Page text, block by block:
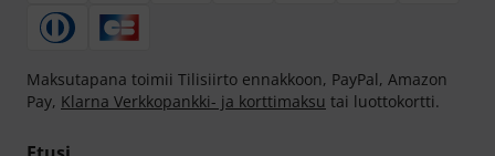
Maksutapana toimii Tilisiirto ennakkoon, PayPal, Amazon
Pay, Klarna Verkkopankki- ja korttimaksu tai luottokortti.